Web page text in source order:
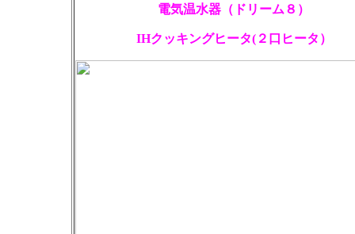
電気温水器（ドリーム８）
IHクッキングヒータ(２口ヒータ）